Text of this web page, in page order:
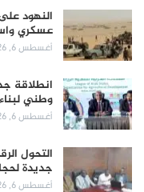
النهود
عسكري
أغسطس 6, 2026
انطلاقة
وطني
أغسطس 6, 2026
التحول
جديدة
أغسطس 6, 2026